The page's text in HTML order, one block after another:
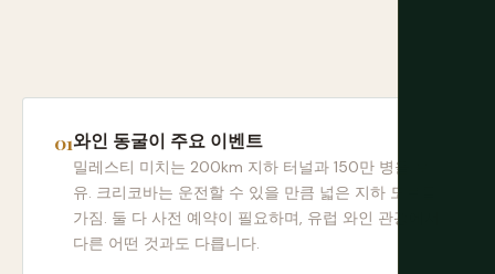
와인 동굴이 주요 이벤트
밀레스티 미치는 200km 지하 터널과 150만 병을 보
유. 크리코바는 운전할 수 있을 만큼 넓은 지하 도로를
가짐. 둘 다 사전 예약이 필요하며, 유럽 와인 관광에서
다른 어떤 것과도 다릅니다.